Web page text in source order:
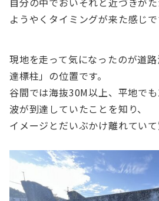
ようやくタイミングが来た感じで
現地を走って気になったのが道
達標柱」の位置です。
谷間では海抜30M以上、平地で
波が到達していたことを知り、
イメージとだいぶかけ離れていて